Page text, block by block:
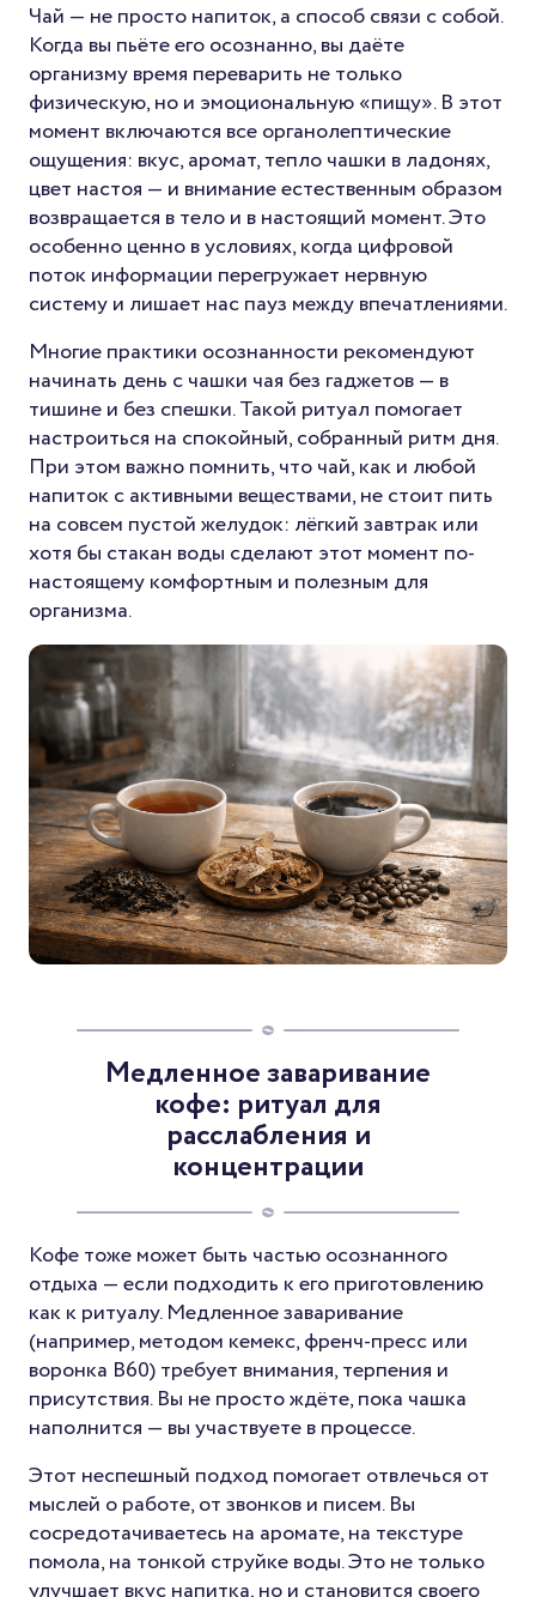
Чай — не просто напиток, а способ связи с собой.
Когда вы пьёте его осознанно, вы даёте
организму время переварить не только
физическую, но и эмоциональную «пищу». В этот
момент включаются все органолептические
ощущения: вкус, аромат, тепло чашки в ладонях,
цвет настоя — и внимание естественным образом
возвращается в тело и в настоящий момент. Это
особенно ценно в условиях, когда цифровой
поток информации перегружает нервную
систему и лишает нас пауз между впечатлениями.
Многие практики осознанности рекомендуют
начинать день с чашки чая без гаджетов — в
тишине и без спешки. Такой ритуал помогает
настроиться на спокойный, собранный ритм дня.
При этом важно помнить, что чай, как и любой
напиток с активными веществами, не стоит пить
на совсем пустой желудок: лёгкий завтрак или
хотя бы стакан воды сделают этот момент по-
настоящему комфортным и полезным для
организма.
Медленное заваривание
кофе: ритуал для
расслабления и
концентрации
Кофе тоже может быть частью осознанного
отдыха — если подходить к его приготовлению
как к ритуалу. Медленное заваривание
(например, методом кемекс, френч-пресс или
воронка В60) требует внимания, терпения и
присутствия. Вы не просто ждёте, пока чашка
наполнится — вы участвуете в процессе.
Этот неспешный подход помогает отвлечься от
мыслей о работе, от звонков и писем. Вы
сосредотачиваетесь на аромате, на текстуре
помола, на тонкой струйке воды. Это не только
улучшает вкус напитка, но и становится своего